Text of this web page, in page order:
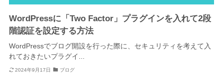
WordPressに「Two Factor」プラグインを入れて2段
階認証を設定する方法
WordPressでブログ開設を行った際に、セキュリティを考えて入
れておきたいプラグイ...
2024年9月17日 ブログ